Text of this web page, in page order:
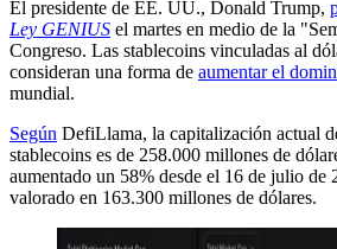
El presidente de EE. UU., Donald Trump,
Ley GENIUS el martes en medio de la
Congreso. Las stablecoins vinculadas al
consideran una forma de aumentar el
mundial.
Según DefiLlama, la capitalización actual
stablecoins es de 258.000 millones de
aumentado un 58% desde el 16 de julio de
valorado en 163.300 millones de dólares.